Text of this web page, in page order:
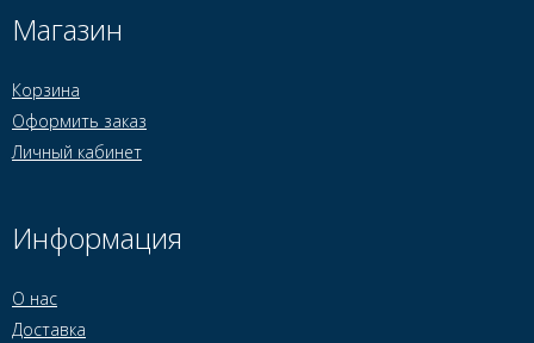
Магазин
Корзина
Оформить заказ
Личный кабинет
Информация
О нас
Доставка